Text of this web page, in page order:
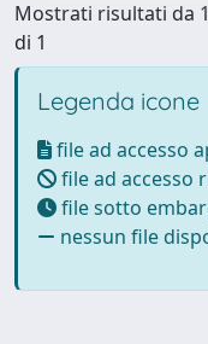
Mostrati risultati da
di 1
Legenda icone
file ad accesso
file ad accesso
file sotto
nessun file